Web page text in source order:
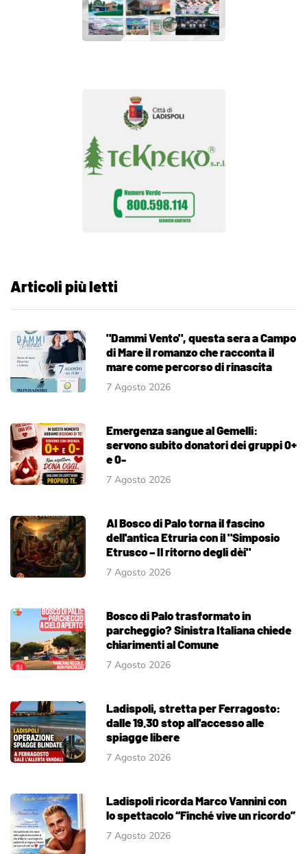
Articoli più letti
"Dammi Vento", questa sera a Campo
di Mare il romanzo che racconta il
mare come percorso di rinascita
7 Agosto 2026
Emergenza sangue al Gemelli:
servono subito donatori dei gruppi 0+
e 0-
7 Agosto 2026
Al Bosco di Palo torna il fascino
dell'antica Etruria con il "Simposio
Etrusco – Il ritorno degli dèi"
7 Agosto 2026
Bosco di Palo trasformato in
parcheggio? Sinistra Italiana chiede
chiarimenti al Comune
7 Agosto 2026
Ladispoli, stretta per Ferragosto:
dalle 19.30 stop all'accesso alle
spiagge libere
7 Agosto 2026
Ladispoli ricorda Marco Vannini con
lo spettacolo “Finché vive un ricordo”
7 Agosto 2026